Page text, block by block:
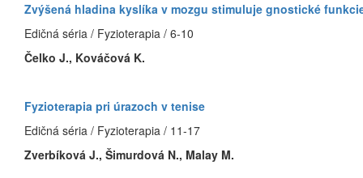
Zvýšená hladina kyslíka v mozgu stimuluje gnostické
Edičná séria / Fyzioterapia / 6-10
Čelko J., Kováčová K.
Fyzioterapia pri úrazoch v tenise
Edičná séria / Fyzioterapia / 11-17
Zverbíková J., Šimurdová N., Malay M.